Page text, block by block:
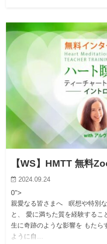
【WS】HMTT 無料
2024.09.24
0">
親愛なる皆さまへ 瞑想や特別
と、 愛に満ちた質を経験するこ
生に奇跡のような影響を もたら
ように自…